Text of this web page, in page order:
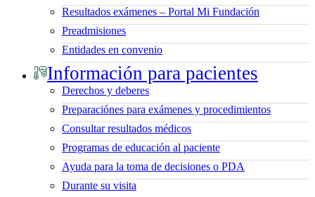
Resultados exámenes – Portal Mi Fundación
Preadmisiones
Entidades en convenio
Información para pacientes
Derechos y deberes
Preparaciónes para exámenes y procedimientos
Consultar resultados médicos
Programas de educación al paciente
Ayuda para la toma de decisiones o PDA
Durante su visita